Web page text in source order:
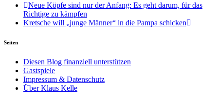
Neue Köpfe sind nur der Anfang: Es geht darum, für das
Richtige zu kämpfen
Kretsche will „junge Männer“ in die Pampa schicken
Seiten
Diesen Blog finanziell unterstützen
Gastspiele
Impressum & Datenschutz
Über Klaus Kelle